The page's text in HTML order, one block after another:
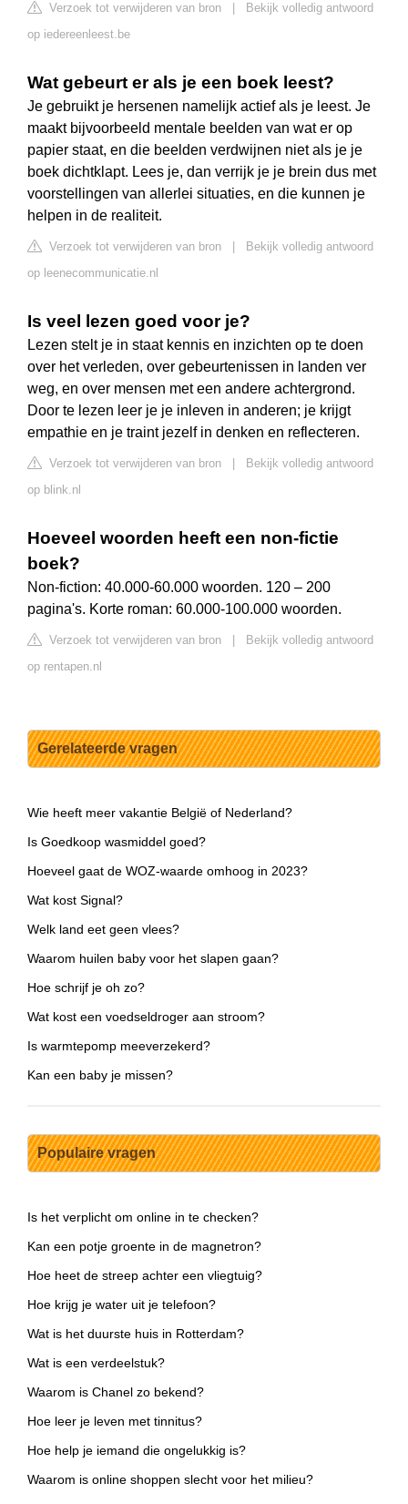
Verzoek tot verwijderen van bron
Bekijk volledig antwoord
op iedereenleest.be
Wat gebeurt er als je een boek leest?
Je gebruikt je hersenen namelijk actief als je leest. Je
maakt bijvoorbeeld mentale beelden van wat er op
papier staat, en die beelden verdwijnen niet als je je
boek dichtklapt. Lees je, dan verrijk je je brein dus met
voorstellingen van allerlei situaties, en die kunnen je
helpen in de realiteit.
Verzoek tot verwijderen van bron
Bekijk volledig antwoord
op leenecommunicatie.nl
Is veel lezen goed voor je?
Lezen stelt je in staat kennis en inzichten op te doen
over het verleden, over gebeurtenissen in landen ver
weg, en over mensen met een andere achtergrond.
Door te lezen leer je je inleven in anderen; je krijgt
empathie en je traint jezelf in denken en reflecteren.
Verzoek tot verwijderen van bron
Bekijk volledig antwoord
op blink.nl
Hoeveel woorden heeft een non-fictie
boek?
Non-fiction: 40.000-60.000 woorden. 120 – 200
pagina's. Korte roman: 60.000-100.000 woorden.
Verzoek tot verwijderen van bron
Bekijk volledig antwoord
op rentapen.nl
Gerelateerde vragen
Wie heeft meer vakantie België of Nederland?
Is Goedkoop wasmiddel goed?
Hoeveel gaat de WOZ-waarde omhoog in 2023?
Wat kost Signal?
Welk land eet geen vlees?
Waarom huilen baby voor het slapen gaan?
Hoe schrijf je oh zo?
Wat kost een voedseldroger aan stroom?
Is warmtepomp meeverzekerd?
Kan een baby je missen?
Populaire vragen
Is het verplicht om online in te checken?
Kan een potje groente in de magnetron?
Hoe heet de streep achter een vliegtuig?
Hoe krijg je water uit je telefoon?
Wat is het duurste huis in Rotterdam?
Wat is een verdeelstuk?
Waarom is Chanel zo bekend?
Hoe leer je leven met tinnitus?
Hoe help je iemand die ongelukkig is?
Waarom is online shoppen slecht voor het milieu?